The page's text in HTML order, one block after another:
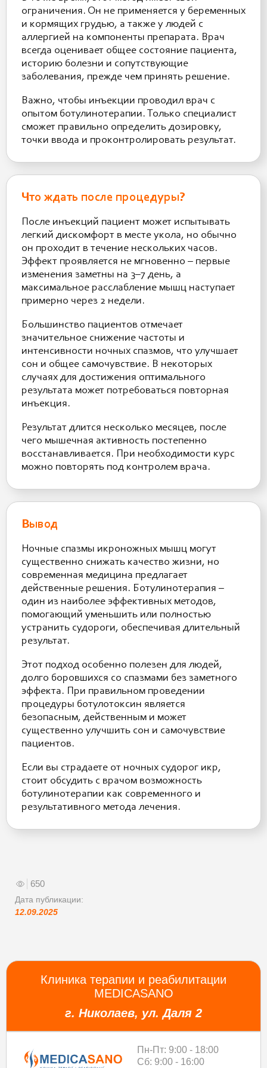
ограничения. Он не применяется у беременных
и кормящих грудью, а также у людей с
аллергией на компоненты препарата. Врач
всегда оценивает общее состояние пациента,
историю болезни и сопутствующие
заболевания, прежде чем принять решение.
Важно, чтобы инъекции проводил врач с
опытом ботулинотерапии. Только специалист
сможет правильно определить дозировку,
точки ввода и проконтролировать результат.
Что ждать после процедуры?
После инъекций пациент может испытывать
легкий дискомфорт в месте укола, но обычно
он проходит в течение нескольких часов.
Эффект проявляется не мгновенно – первые
изменения заметны на 3–7 день, а
максимальное расслабление мышц наступает
примерно через 2 недели.
Большинство пациентов отмечает
значительное снижение частоты и
интенсивности ночных спазмов, что улучшает
сон и общее самочувствие. В некоторых
случаях для достижения оптимального
результата может потребоваться повторная
инъекция.
Результат длится несколько месяцев, после
чего мышечная активность постепенно
восстанавливается. При необходимости курс
можно повторять под контролем врача.
Вывод
Ночные спазмы икроножных мышц могут
существенно снижать качество жизни, но
современная медицина предлагает
действенные решения. Ботулинотерапия –
один из наиболее эффективных методов,
помогающий уменьшить или полностью
устранить судороги, обеспечивая длительный
результат.
Этот подход особенно полезен для людей,
долго боровшихся со спазмами без заметного
эффекта. При правильном проведении
процедуры ботулотоксин является
безопасным, действенным и может
существенно улучшить сон и самочувствие
пациентов.
Если вы страдаете от ночных судорог икр,
стоит обсудить с врачом возможность
ботулинотерапии как современного и
результативного метода лечения.
650
Дата публикации:
12.09.2025
Клиника терапии и реабилитации
MEDICASANO
г. Николаев, ул. Даля 2
Пн-Пт: 9:00 - 18:00
Сб: 9:00 - 16:00